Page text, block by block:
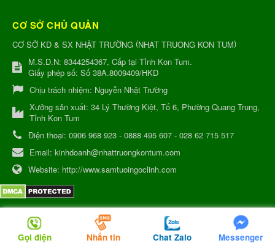
CƠ SỞ CHỦ QUẢN
CƠ SỞ KD & SX NHẬT TRƯỜNG (NHAT TRUONG KON TUM)
M.S.D.N: 8344254367, Cấp tại Tỉnh Kon Tum.
Giấy phép số: Số 38A.8009409/HKD
Chịu trách nhiệm: Nguyễn Nhật Trường
Xưởng sản xuất: 34 Lý Thường Kiệt, Tổ 6, Phường Quang Trung,
Tỉnh Kon Tum
Điện thoại: 0906 968 923 - 0888 495 607 - 028 62 715 517
Email: kinhdoanh@nhattruongkontum.com
Website: http://www.samtuoingoclinh.com
QR-code Đang truy cập: 177
Gọi điện Nhắn tin Chat Zalo Messenger